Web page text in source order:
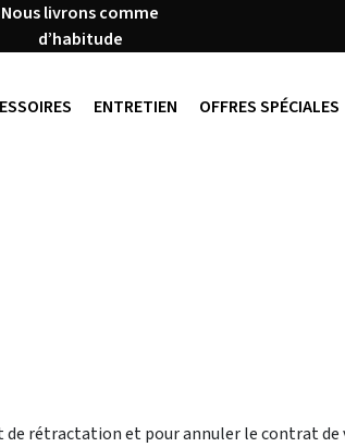
Nous livrons comme
d’habitude
ENTRETIEN OFFRES SPÉCIALES
de rétractation et pour annuler le contrat